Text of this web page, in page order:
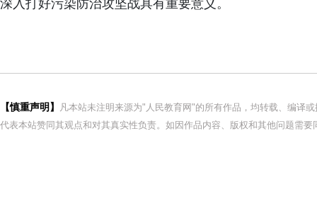
深入打好污染防治攻坚战具有重要意义。
【慎重声明】
凡本站未注明来源为"人民教育网"的所有作品，均转载、编译
代表本站赞同其观点和对其真实性负责。如因作品内容、版权和其他问题需